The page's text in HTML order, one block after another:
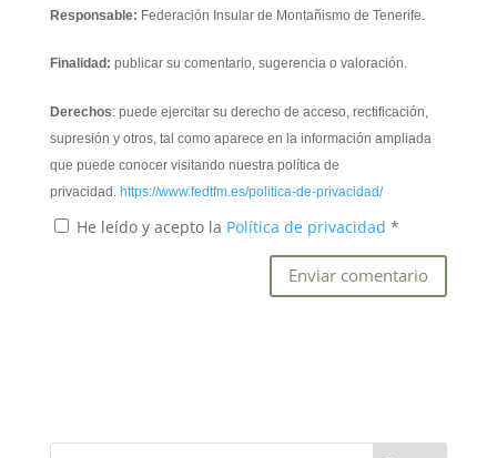
Responsable: Federación Insular de Montañismo de Tenerife.
Finalidad: publicar su comentario, sugerencia o valoración.
Derechos: puede ejercitar su derecho de acceso, rectificación,
supresión y otros, tal como aparece en la información ampliada
que puede conocer visitando nuestra política de
privacidad. https://www.fedtfm.es/politica-de-privacidad/
He leído y acepto la Política de privacidad *